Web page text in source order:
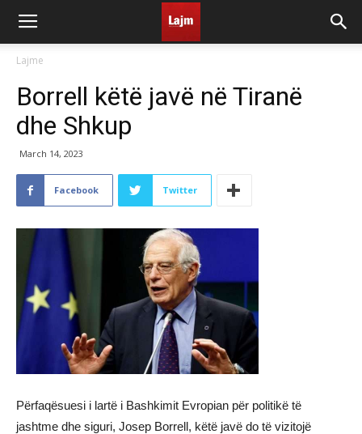
Lajme
Borrell këtë javë në Tiranë
dhe Shkup
March 14, 2023
Facebook Twitter
Përfaqësuesi i lartë i Bashkimit Evropian për politikë të
jashtme dhe siguri, Josep Borrell, këtë javë do të vizitojë